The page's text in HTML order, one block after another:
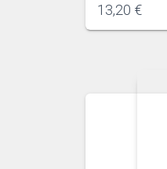
13,20 €